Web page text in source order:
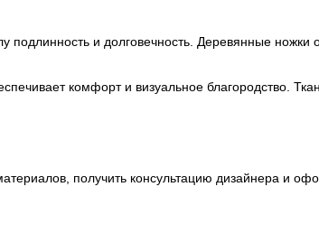
и долговечность. Деревянные ножки
комфорт и визуальное благородство.
получить консультацию дизайнера и